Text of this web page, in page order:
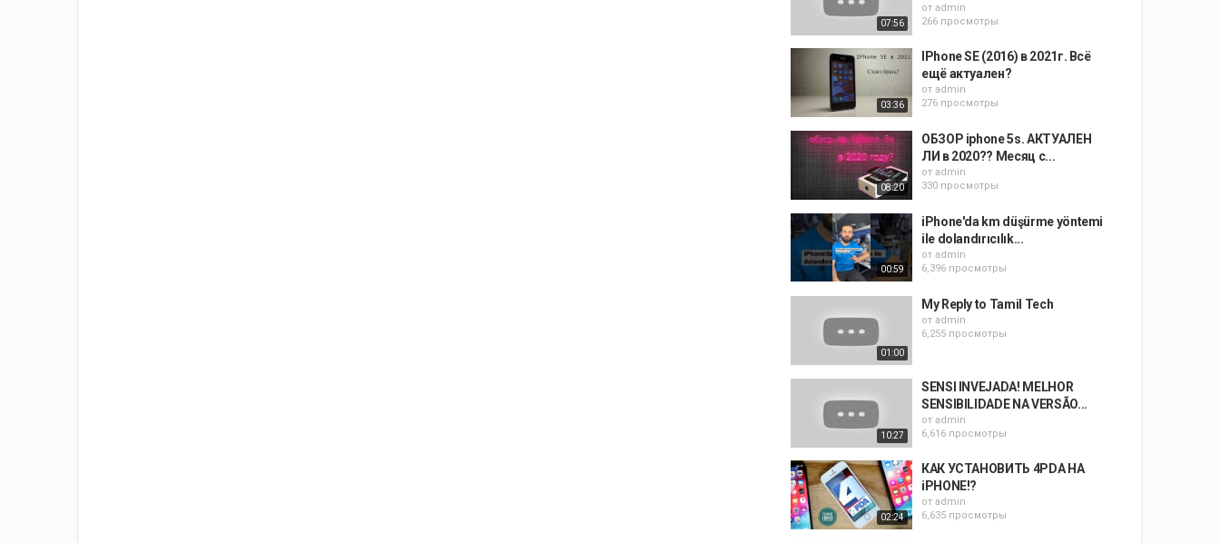
07:56
от admin
266 просмотры
03:36
IPhone SE (2016) в 2021г. Всё
ещё актуален?
от admin
276 просмотры
08:20
ОБЗОР iphone 5s. АКТУАЛЕН
ЛИ в 2020?? Месяц с...
от admin
330 просмотры
00:59
iPhone'da km düşürme yöntemi
ile dolandırıcılık...
от admin
6,396 просмотры
01:00
My Reply to Tamil Tech
от admin
6,255 просмотры
10:27
SENSI INVEJADA! MELHOR
SENSIBILIDADE NA VERSÃO...
от admin
6,616 просмотры
02:24
КАК УСТАНОВИТЬ 4PDA НА
iPHONE!?
от admin
6,635 просмотры